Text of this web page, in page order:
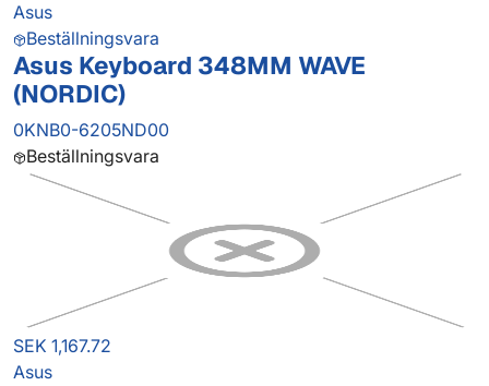
Asus
Beställningsvara
Asus Keyboard 348MM WAVE
(NORDIC)
0KNB0-6205ND00
Beställningsvara
SEK 1,167.72
Asus